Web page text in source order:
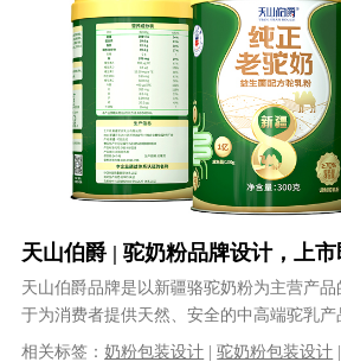
天山伯爵 | 驼奶粉品牌设计，上市
天山伯爵品牌是以新疆骆驼奶粉为主营产
于为消费者提供天然、安全的中高端驼乳
地生产，为广大消费者提供高品质驼乳......
相关标签：奶粉包装设计 |驼奶粉包装设计